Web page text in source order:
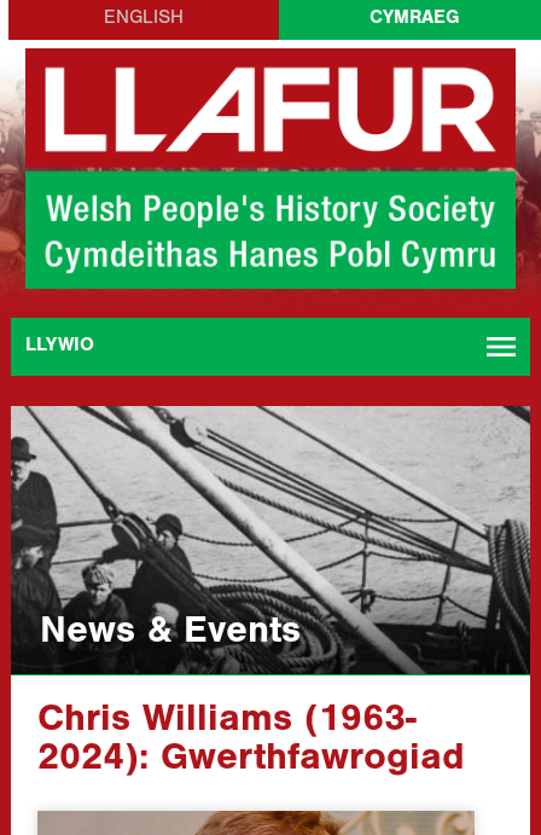
to
content
LLYWIO menu
ENGLISH CYMRAEG
News & Events
Chris Williams (1963-
2024): Gwerthfawrogiad